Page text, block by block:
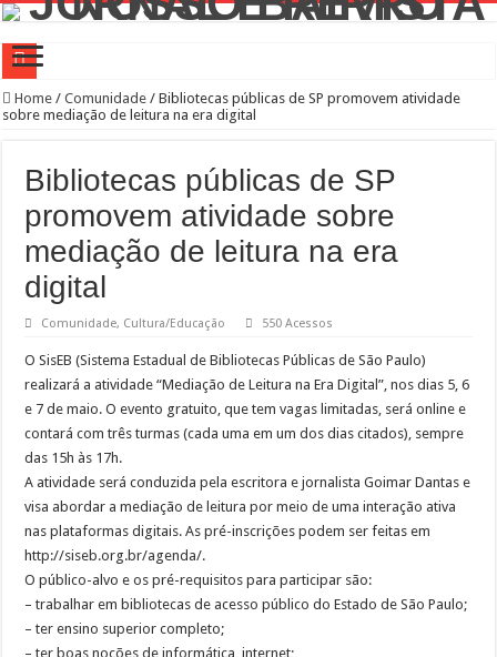
Campanha de Multivacinação começa nos 645 municípios de SP
Pedal de Ativação da Trilha Interparques abrem inscrições para maior trilha de
2º Festival Nordeste in Sampa no CTN durante o mês de agosto
2ª Reunião Ordinária do Comitê Diretivo da Distrital Oeste da ACSP
Jornada do Patrimônio 2026 abre inscrições para programação de cursos
Sobrou pizza? Guardar na caixa dentro da geladeira pode ser um erro, veja o
9ª Semana Municipal da Primeira Infância
Representantes de bairros apresentam demandas de zeladoria na Casa Civil
Home / Comunidade / Bibliotecas públicas de SP promovem atividade
sobre mediação de leitura na era digital
Bibliotecas públicas de SP
promovem atividade sobre
mediação de leitura na era
digital
Comunidade, Cultura/Educação 550 Acessos
O SisEB (Sistema Estadual de Bibliotecas Públicas de São Paulo)
realizará a atividade “Mediação de Leitura na Era Digital”, nos dias 5, 6
e 7 de maio. O evento gratuito, que tem vagas limitadas, será online e
contará com três turmas (cada uma em um dos dias citados), sempre
das 15h às 17h.
A atividade será conduzida pela escritora e jornalista Goimar Dantas e
visa abordar a mediação de leitura por meio de uma interação ativa
nas plataformas digitais. As pré-inscrições podem ser feitas em
http://siseb.org.br/agenda/.
O público-alvo e os pré-requisitos para participar são:
– trabalhar em bibliotecas de acesso público do Estado de São Paulo;
– ter ensino superior completo;
– ter boas noções de informática, internet;